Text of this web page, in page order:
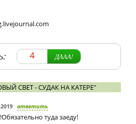
4 ДААА!
СВЕТ - СУДАК НА КАТЕРЕ"
ответить
туда заеду!